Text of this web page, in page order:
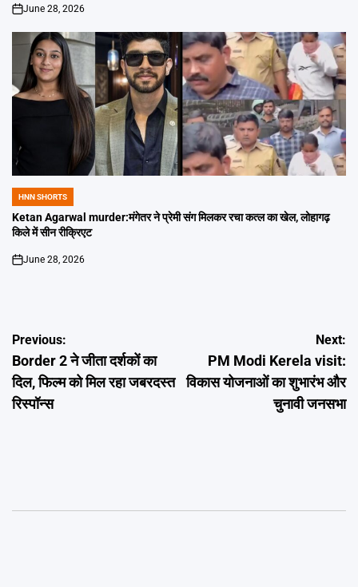
on
June 28, 2026
POSTED
IN
HNN SHORTS
Ketan Agarwal murder:मंगेतर ने प्रेमी संग मिलकर रचा कत्ल का खेल, लोहागढ़
किले में सीन रीक्रिएट
on
June 28, 2026
Post
navigation
Previous:
Border 2 ने जीता दर्शकों का
दिल, फिल्म को मिल रहा जबरदस्त
रिस्पॉन्स
Next:
PM Modi Kerela visit:
विकास योजनाओं का शुभारंभ और
चुनावी जनसभा